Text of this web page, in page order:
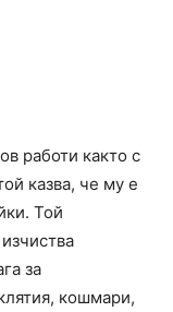
работи както с
казва, че му е
Той
за
кошмари,